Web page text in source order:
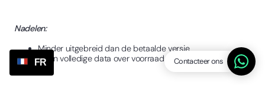
Contacteer ons
Nadelen:
Minder uitgebreid dan de betaalde versie
Geen volledige data over voorraad of productprestaties
FR